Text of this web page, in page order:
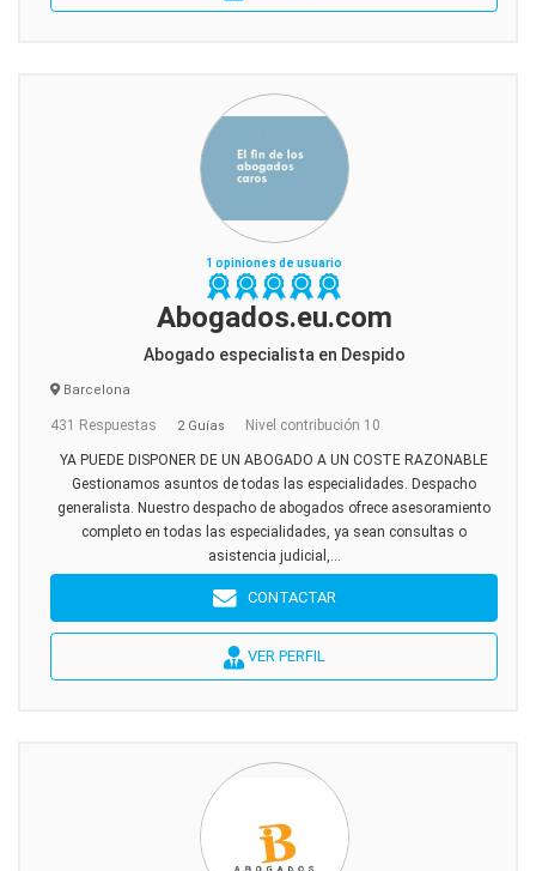
1 opiniones de usuario
Abogados.eu.com
Abogado especialista en Despido
Barcelona
431 Respuestas 2 Guías Nivel contribución 10
YA PUEDE DISPONER DE UN ABOGADO A UN COSTE RAZONABLE
Gestionamos asuntos de todas las especialidades. Despacho
generalista. Nuestro despacho de abogados ofrece asesoramiento
completo en todas las especialidades, ya sean consultas o
asistencia judicial,...
CONTACTAR
VER PERFIL